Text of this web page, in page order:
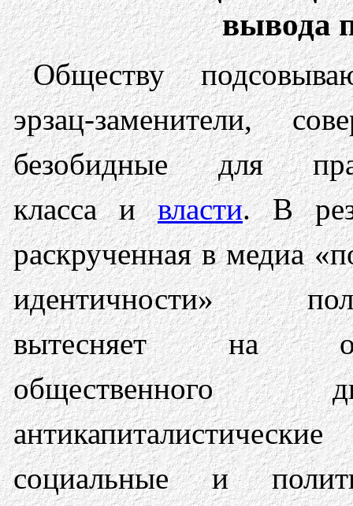
вывода
Обществу
эрзац-заменители,
безобидные для
класса ивласти. В
раскрученная в медиа
идентичности»
вытесняет на
общественного
социальные и